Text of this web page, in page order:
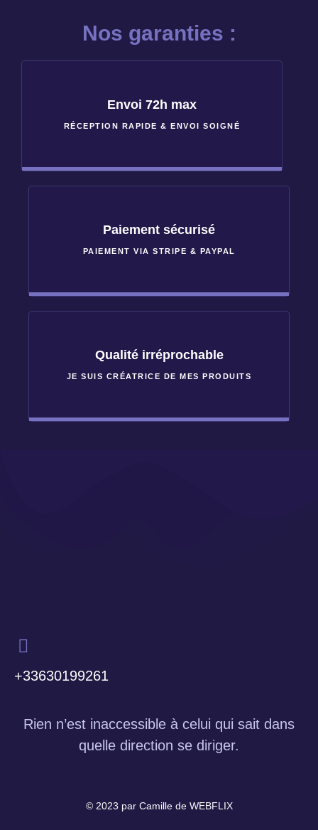
Nos garanties :
Envoi 72h max
RÉCEPTION RAPIDE & ENVOI SOIGNÉ
Paiement sécurisé
PAIEMENT VIA STRIPE & PAYPAL
Qualité irréprochable
JE SUIS CRÉATRICE DE MES PRODUITS
+33630199261
Rien n’est inaccessible à celui qui sait dans
quelle direction se diriger.
© 2023 par Camille de WEBFLIX